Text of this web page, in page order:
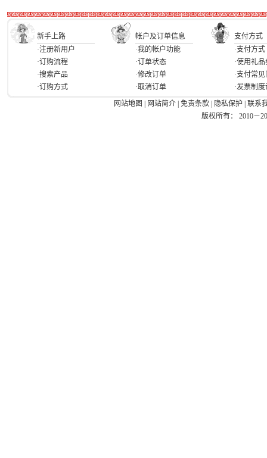
新手上路 帐户及订单信息
支付方式
·注册新用户
·订购流程
·搜索产品
·订购方式
·我的帐户功能
·订单状态
·修改订单
·取消订单
·支付方式
·使用礼品
·支付常
·发票制
网站地图
网站简介 免责条款 隐私保护
联系
版权所有： 2010－